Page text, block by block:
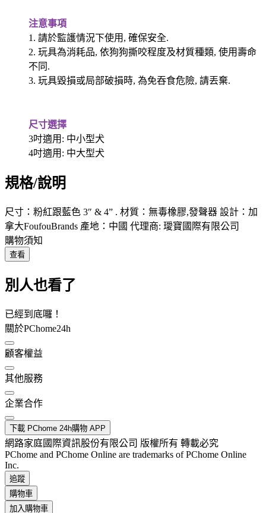
注意事項
1. 請於監護情況下使用, 確保安全.
2. 玩具為消耗品, 依狗狗撕咬程度及材質種類, 使用壽命
不同.
3. 玩具毀損或局部破損時, 為免吞食危險, 請丟棄.
尺寸選擇
3吋適用: 中小型犬
4吋適用: 中大型犬
規格/說明
尺寸：粉紅跟藍色 3″ & 4” . 材質：無毒橡膠,發聲器 設計：加
拿大FoufouBrands 產地：中國 代理商: 璦寶國際有限公司
購物須知
查看
別人也看了
已經到底囉！
關於PChome24h
顧客權益
其他服務
企業合作
下載 PChome 24h購物 APP
網路家庭國際資訊股份有限公司 版權所有 轉載必究
PChome and PChome Online are trademarks of PChome Online
Inc.
追蹤
購物車
加入購物車